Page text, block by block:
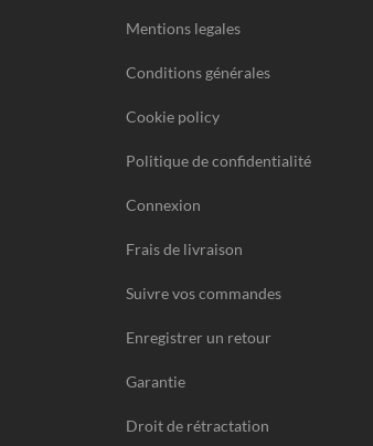
Mentions legales
Conditions générales
Cookie policy
Politique de confidentialité
Connexion
Frais de livraison
Suivre vos commandes
Enregistrer un retour
Garantie
Droit de rétractation